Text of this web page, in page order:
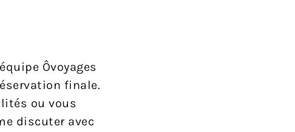
Ôvoyages
finale.
ou vous
discuter avec